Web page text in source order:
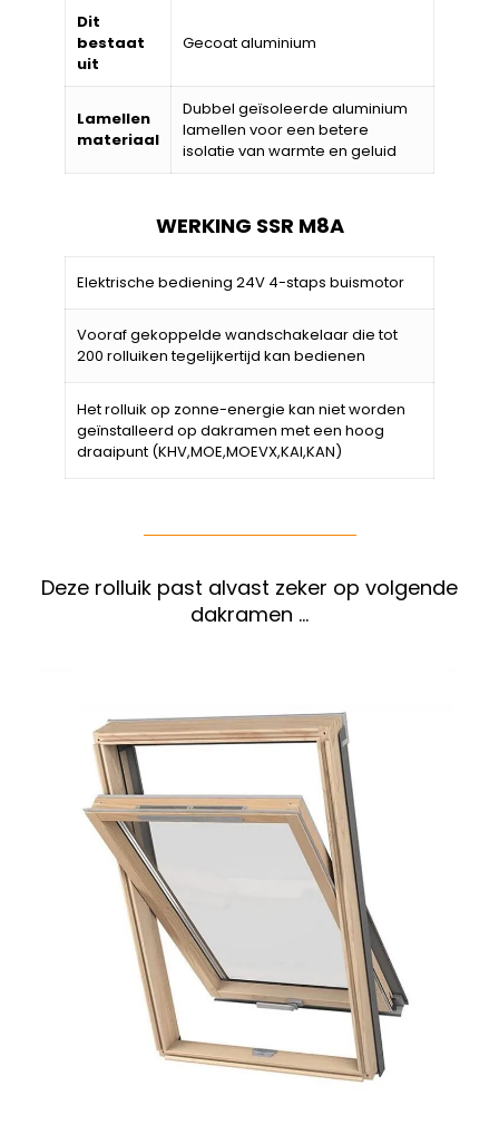
Dit
bestaat
uit
Gecoat aluminium
Lamellen
materiaal
Dubbel geïsoleerde aluminium
lamellen voor een betere
isolatie van warmte en geluid
WERKING SSR M8A
Elektrische bediening 24V 4-staps buismotor
Vooraf gekoppelde wandschakelaar die tot
200 rolluiken tegelijkertijd kan bedienen
Het rolluik op zonne-energie kan niet worden
geïnstalleerd op dakramen met een hoog
draaipunt (KHV,MOE,MOEVX,KAI,KAN)
Deze rolluik past alvast zeker op volgende
dakramen …